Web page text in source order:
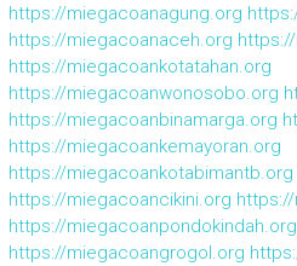
https://miegacoanagung.org
https://miegacoanaceh.org
https://miegacoankotatahan.org
https://miegacoanwonosobo.org
https://miegacoanbinamarga.org
https://miegacoankemayoran.org
https://miegacoankotabimantb.org
https://miegacoancikini.org
https://miegacoanpondokindah.org
https://miegacoangrogol.org